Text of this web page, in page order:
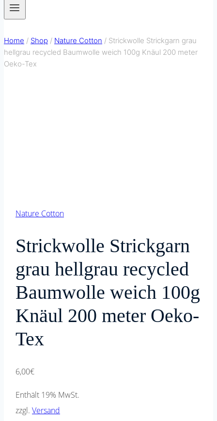
Home / Shop / Nature Cotton / Strickwolle Strickgarn grau
hellgrau recycled Baumwolle weich 100g Knäul 200 meter
Oeko-Tex
Nature Cotton
Strickwolle Strickgarn
grau hellgrau recycled
Baumwolle weich 100g
Knäul 200 meter Oeko-
Tex
6,00€
Enthält 19% MwSt.
zzgl. Versand